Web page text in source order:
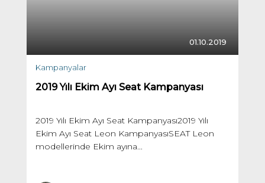
01.10.2019
Kampanyalar
2019 Yılı Ekim Ayı Seat Kampanyası
2019 Yılı Ekim Ayı Seat Kampanyası2019 Yılı
Ekim Ayı Seat Leon KampanyasıSEAT Leon
modellerinde Ekim ayına...